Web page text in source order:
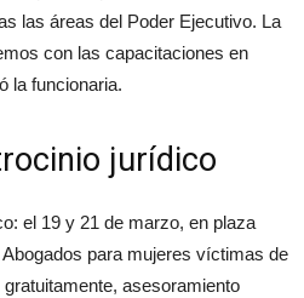
las áreas del Poder Ejecutivo. La
con las capacitaciones en
la funcionaria.
jurídico
el 19 y 21 de marzo, en plaza
Abogados para mujeres víctimas de
asesoramiento